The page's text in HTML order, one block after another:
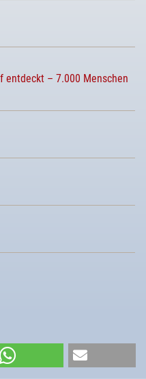
entdeckt – 7.000 Menschen